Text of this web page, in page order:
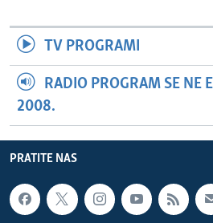
TV PROGRAMI
RADIO PROGRAM SE NE
2008.
PRATITE NAS